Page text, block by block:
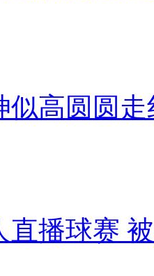
似高圆圆走
直播球赛